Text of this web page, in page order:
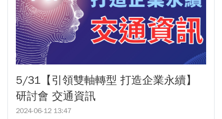
逢甲大學高承恕董事長演講【世界經濟新版圖?舊版圖?】--世界500強企業
龍谷大學師生來訪逢甲 共同探討永續林業與CLT建築發展
2025.08.31 逢甲大學泰國校友會第13&14屆會長交接典禮 泰國三日之旅
逢甲大學加東校友會 2025 Aug 31 聚會
【逢甲經濟人會訊】9月號出刊
114學年度系所主管會議擘畫未來教育 以「學
生為中心」推動AI融入教學，跨域研究育才
體育教學中心主任王亭文勇奪「2025 CAPA台
逢甲大學EMBA舉辦新生共善營 以「大好・共
善・同樂」開啟學習新旅程
【轉載】麗明營造第24屆公益捐血9月10日登
5/31【引領雙軸轉型 打造企業永續】
研討會 交通資訊
2024-06-12 13:47